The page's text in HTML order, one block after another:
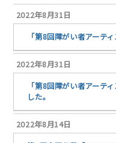
2022年8月31日
「第8回障がい者アーテ
2022年8月31日
「第8回障がい者アーテ
した。
2022年8月14日